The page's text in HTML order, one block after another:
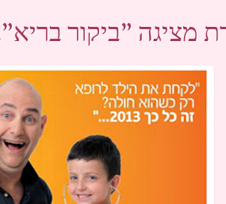
מציגה "ביקור